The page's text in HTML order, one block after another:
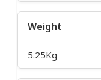
Weight
5.25Kg